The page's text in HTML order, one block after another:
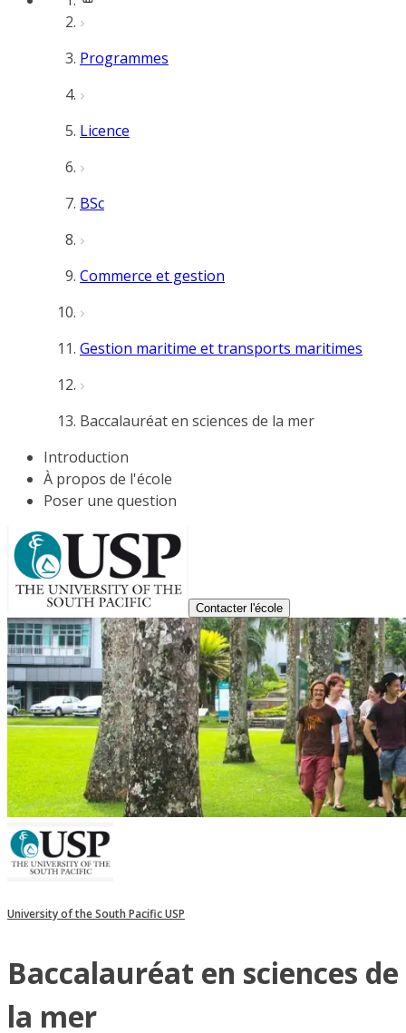
Programmes
Licence
BSc
Commerce et gestion
Gestion maritime et transports maritimes
Baccalauréat en sciences de la mer
Introduction
À propos de l'école
Poser une question
Contacter l'école
University of the South Pacific USP
Baccalauréat en sciences de
la mer